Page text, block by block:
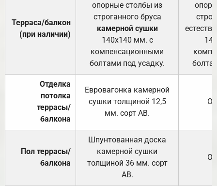
Терраса/балкон
(при наличии)
опорные столбы из
строганного бруса
камерной сушки
140х140 мм. с
компенсационными
болтами под усадку.
Отделка
потолка
террасы/
балкона
Евровагонка камерной
сушки толщиной 12,5
мм. сорт АВ.
Пол террасы/
балкона
Шпунтованная доска
камерной сушки
толщиной 36 мм. сорт
АВ.